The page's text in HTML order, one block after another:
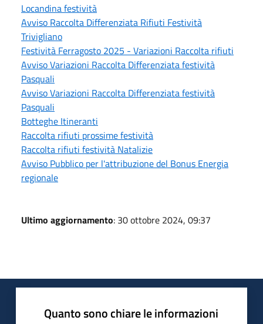
Locandina festività
Avviso Raccolta Differenziata Rifiuti Festività
Trivigliano
Festività Ferragosto 2025 - Variazioni Raccolta rifiuti
Avviso Variazioni Raccolta Differenziata festività
Pasquali
Avviso Variazioni Raccolta Differenziata festività
Pasquali
Botteghe Itineranti
Raccolta rifiuti prossime festività
Raccolta rifiuti festività Natalizie
Avviso Pubblico per l'attribuzione del Bonus Energia
regionale
Ultimo aggiornamento: 30 ottobre 2024, 09:37
Quanto sono chiare le informazioni